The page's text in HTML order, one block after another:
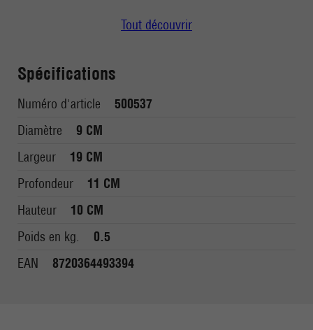
Tout découvrir
Spécifications
Numéro d'article
500537
Diamètre
9 CM
Largeur
19 CM
Profondeur
11 CM
Hauteur
10 CM
Poids en kg.
0.5
EAN
8720364493394